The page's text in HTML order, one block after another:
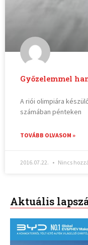
Győzelemmel
A riói olimpiára
számában pénteken
TOVÁBB OLVASOM »
2016.07.22. Nincs
Aktuális